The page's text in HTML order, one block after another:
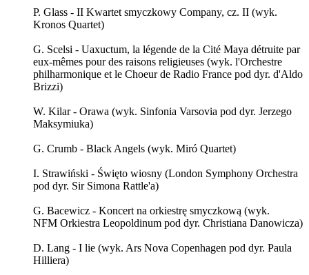
P. Glass - II Kwartet smyczkowy Company, cz. II (wyk.
Kronos Quartet)
G. Scelsi - Uaxuctum, la légende de la Cité Maya détruite par
eux-mêmes pour des raisons religieuses (wyk. l'Orchestre
philharmonique et le Choeur de Radio France pod dyr. d'Aldo
Brizzi)
W. Kilar - Orawa (wyk. Sinfonia Varsovia pod dyr. Jerzego
Maksymiuka)
G. Crumb - Black Angels (wyk. Miró Quartet)
I. Strawiński - Święto wiosny (London Symphony Orchestra
pod dyr. Sir Simona Rattle'a)
G. Bacewicz - Koncert na orkiestrę smyczkową (wyk.
NFM Orkiestra Leopoldinum pod dyr. Christiana Danowicza)
D. Lang - I lie (wyk. Ars Nova Copenhagen pod dyr. Paula
Hilliera)